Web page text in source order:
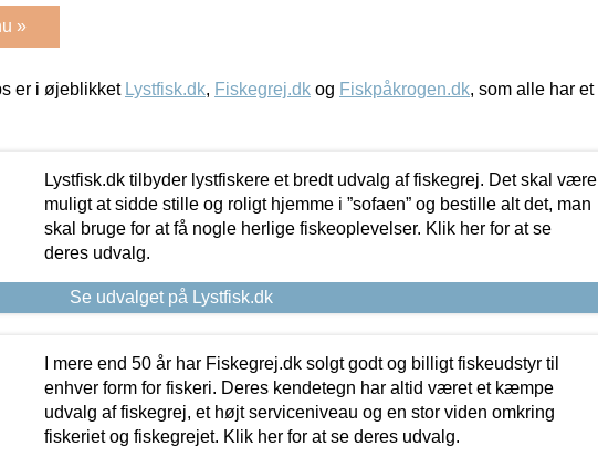
»
er i øjeblikket Lystfisk.dk, Fiskegrej.dk og Fiskpåkrogen.dk, som alle har et
Lystfisk.dk tilbyder lystfiskere et bredt udvalg af fiskegrej. Det skal være
muligt at sidde stille og roligt hjemme i ”sofaen” og bestille alt det, man
skal bruge for at få nogle herlige fiskeoplevelser. Klik her for at se
deres udvalg.
Se udvalget på Lystfisk.dk
I mere end 50 år har Fiskegrej.dk solgt godt og billigt fiskeudstyr til
enhver form for fiskeri. Deres kendetegn har altid været et kæmpe
udvalg af fiskegrej, et højt serviceniveau og en stor viden omkring
fiskeriet og fiskegrejet. Klik her for at se deres udvalg.